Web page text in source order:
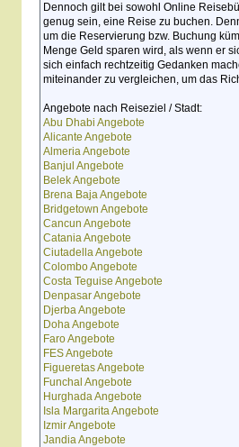
Dennoch gilt bei sowohl Online
genug sein, eine Reise zu buchen.
um die Reservierung bzw. Buchung
Menge Geld sparen wird, als wenn er
sich einfach rechtzeitig Gedanken
miteinander zu vergleichen, um das
Angebote nach Reiseziel / Stadt:
Abu Dhabi Angebote
Alicante Angebote
Almeria Angebote
Banjul Angebote
Belek Angebote
Brena Baja Angebote
Bridgetown Angebote
Cancun Angebote
Catania Angebote
Ciutadella Angebote
Colombo Angebote
Costa Teguise Angebote
Denpasar Angebote
Djerba Angebote
Doha Angebote
Faro Angebote
FES Angebote
Figueretas Angebote
Funchal Angebote
Hurghada Angebote
Isla Margarita Angebote
Izmir Angebote
Jandia Angebote